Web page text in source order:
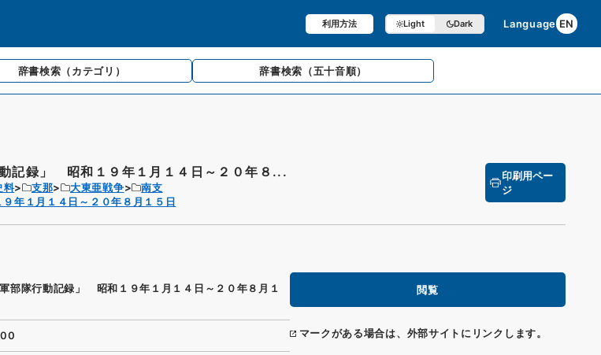
利用方法 Light Dark Language EN
辞書検索 （カテゴリ） 辞書検索 （五十音順）
記録」 昭和１９年１月１４日～２０年８...
料 支那 大東亜戦争
南支
年１月１４日～２０年８月１５日
印刷用ペー
ジ
閲覧
マークがある場合は、外部サイトにリンクします。
部隊行動記録」 昭和１９年１月１４日～２０年８月１